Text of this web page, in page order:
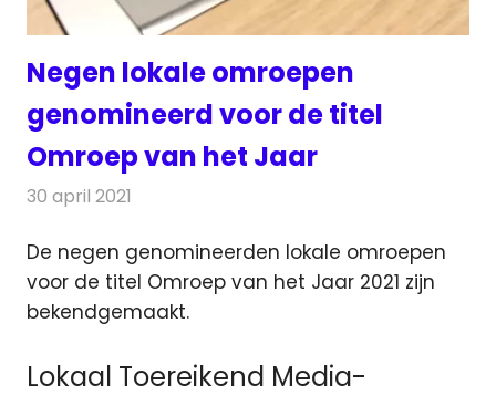
Negen lokale omroepen
genomineerd voor de titel
Omroep van het Jaar
30 april 2021
De negen genomineerden lokale omroepen
voor de titel Omroep van het Jaar 2021 zijn
bekendgemaakt.
Lokaal Toereikend Media-